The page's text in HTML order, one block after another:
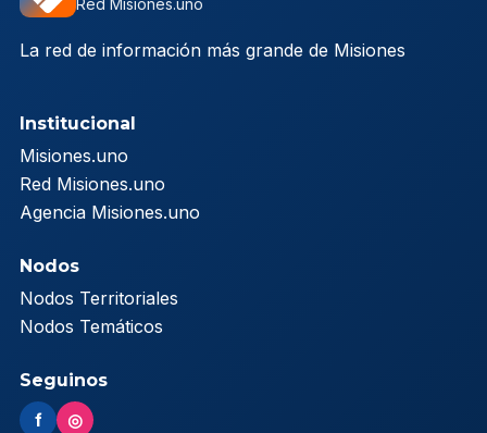
La red de información más grande de Misiones
Institucional
Misiones.uno
Red Misiones.uno
Agencia Misiones.uno
Nodos
Nodos Territoriales
Nodos Temáticos
Seguinos
f ◎